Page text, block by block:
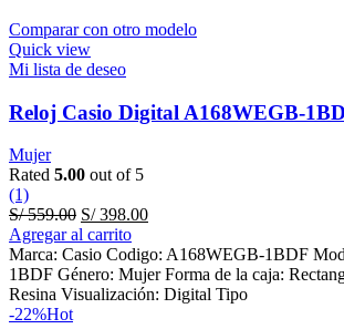
Comparar con otro modelo
Quick view
Mi lista de deseo
Reloj Casio Digital A168WEGB-
Mujer
Rated 5.00 out of 5
(1)
S/559.00 Original
price
was:
S/ 559.00.
S/398.00Current
is:
S/ 398.00.
Agregar al carrito
Marca: Casio Codigo: A168WEGB-1BDF
1BDF Género: Mujer Forma de la caja:
Resina Visualización: Digital Tipo
-22%Hot